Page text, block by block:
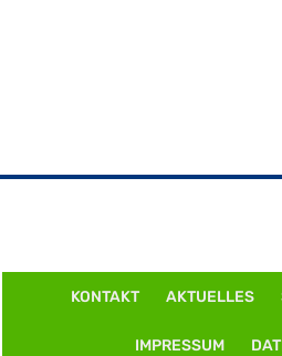
KONTAKT AKTUELLES
IMPRESSUM